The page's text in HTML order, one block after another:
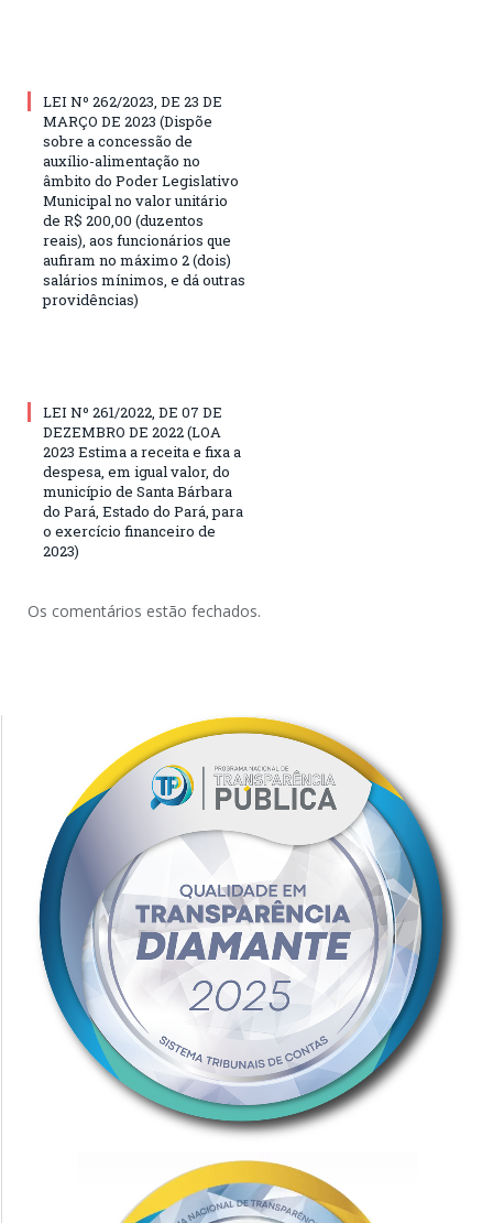
LEI Nº 262/2023, DE 23 DE
MARÇO DE 2023 (Dispõe
sobre a concessão de
auxílio-alimentação no
âmbito do Poder Legislativo
Municipal no valor unitário
de R$ 200,00 (duzentos
reais), aos funcionários que
aufiram no máximo 2 (dois)
salários mínimos, e dá outras
providências)
LEI Nº 261/2022, DE 07 DE
DEZEMBRO DE 2022 (LOA
2023 Estima a receita e fixa a
despesa, em igual valor, do
município de Santa Bárbara
do Pará, Estado do Pará, para
o exercício financeiro de
2023)
Os comentários estão fechados.